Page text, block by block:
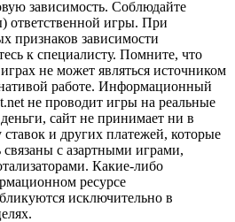
зависимость. Соблюдайте
ответственной игры. При
признаков зависимости
к специалисту. Помните, что
не может являться источником
работе. Информационный
не проводит игры на реальные
сайт не принимает ни в
и других платежей, которые
с азартными играми,
Какие-либо
ресурсе
исключительно в